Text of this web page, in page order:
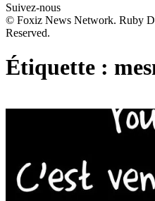
Suivez-nous
© Foxiz News Network. Ruby
Reserved.
Étiquette :